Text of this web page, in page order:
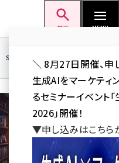
検索 MENU
SNS
＼ 8月27日開催、申
生成AIをマーケティ
るセミナーイベント
2026」開催！
▼申し込みはこち